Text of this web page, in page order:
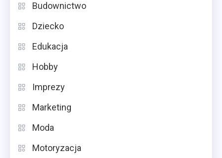
Budownictwo
Dziecko
Edukacja
Hobby
Imprezy
Marketing
Moda
Motoryzacja